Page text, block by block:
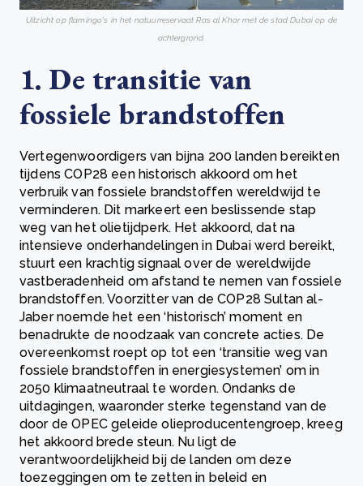
Uitzicht op flamingo's in het natuurreservaat Ras al Khor met de stad Dubai op de
achtergrond.
1. De transitie van
fossiele brandstoffen
Vertegenwoordigers van bijna 200 landen bereikten
tijdens COP28 een historisch akkoord om het
verbruik van fossiele brandstoffen wereldwijd te
verminderen. Dit markeert een beslissende stap
weg van het olietijdperk. Het akkoord, dat na
intensieve onderhandelingen in Dubai werd bereikt,
stuurt een krachtig signaal over de wereldwijde
vastberadenheid om afstand te nemen van fossiele
brandstoffen. Voorzitter van de COP28 Sultan al-
Jaber noemde het een ‘historisch’ moment en
benadrukte de noodzaak van concrete acties. De
overeenkomst roept op tot een ‘transitie weg van
fossiele brandstoffen in energiesystemen’ om in
2050 klimaatneutraal te worden. Ondanks de
uitdagingen, waaronder sterke tegenstand van de
door de OPEC geleide olieproducentengroep, kreeg
het akkoord brede steun. Nu ligt de
verantwoordelijkheid bij de landen om deze
toezeggingen om te zetten in beleid en